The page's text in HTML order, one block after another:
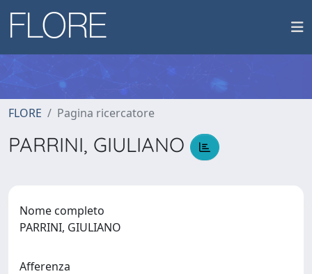
FLORE Pagina ricercatore
PARRINI, GIULIANO
Nome completo
PARRINI, GIULIANO
Afferenza